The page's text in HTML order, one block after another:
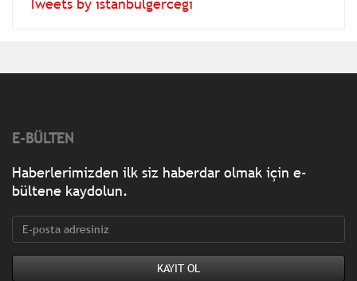
E-BÜLTEN
Haberlerimizden ilk siz haberdar olmak için e-
bültene kaydolun.